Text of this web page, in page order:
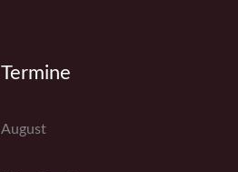
Termine
August